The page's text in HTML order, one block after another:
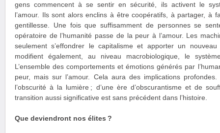
gens commencent à se sentir en sécurité, ils activent le
l’amour. Ils sont alors enclins à être coopératifs, à partager, à
gentillesse. Une fois que suffisamment de personnes se
opératoire de l’humanité passe de la peur à l’amour. Les
seulement s’effondrer le capitalisme et apporter un
modifient également, au niveau macrobiologique, le
L’ensemble des comportements et émotions générés par
peur, mais sur l’amour. Cela aura des implications
l’obscurité à la lumière ; d’une ère d’obscurantisme et de
transition aussi significative est sans précédent dans l’histoire.
Que deviendront nos élites ?